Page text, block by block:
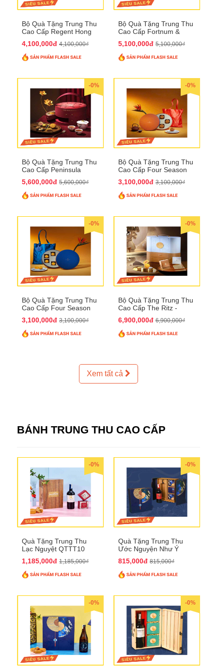
Bộ Quà Tặng Trung Thu
Cao Cấp Regent Hong
4,100,000đ 4,100,000₫
Bộ Quà Tặng Trung Thu
Cao Cấp Fortnum &
5,100,000đ 5,100,000₫
-0%
Bộ Quà Tặng Trung Thu
Cao Cấp Peninsula
5,600,000đ 5,600,000₫
-0%
Bộ Quà Tặng Trung Thu
Cao Cấp Four Season
3,100,000đ 3,100,000₫
-0%
Bộ Quà Tặng Trung Thu
Cao Cấp Four Season
3,100,000đ 3,100,000₫
-0%
Bộ Quà Tặng Trung Thu
Cao Cấp The Ritz -
6,900,000đ 6,900,000₫
Xem tất cả
BÁNH TRUNG THU CAO CẤP
-0%
Quà Tặng Trung Thu
Lạc Nguyệt QTTT10
1,185,000đ 1,185,000₫
-0%
Quà Tặng Trung Thu
Ước Nguyện Như Ý
815,000đ 815,000₫
-0% -0%